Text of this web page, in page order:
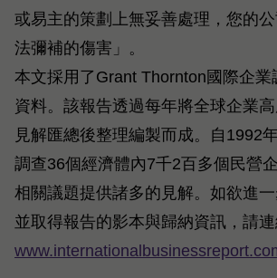
或易主的策劃上無妥善處理，您的
法彌補的傷害」。
本文採用了Grant Thornton國際企
資料。該報告透過每年將全球企業
見解匯總後整理編製而成。自1992
調查36個經濟體內7千2百多個民營
相關議題提供諸多的見解。如欲進
並取得報告的影本與歸納資訊，請連